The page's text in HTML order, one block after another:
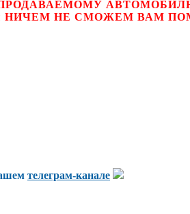
мы НИЧЕМ НЕ СМОЖЕМ ВАМ
телеграм-канале